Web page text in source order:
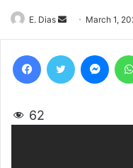
E. Dias
Send
an
March 1,
62